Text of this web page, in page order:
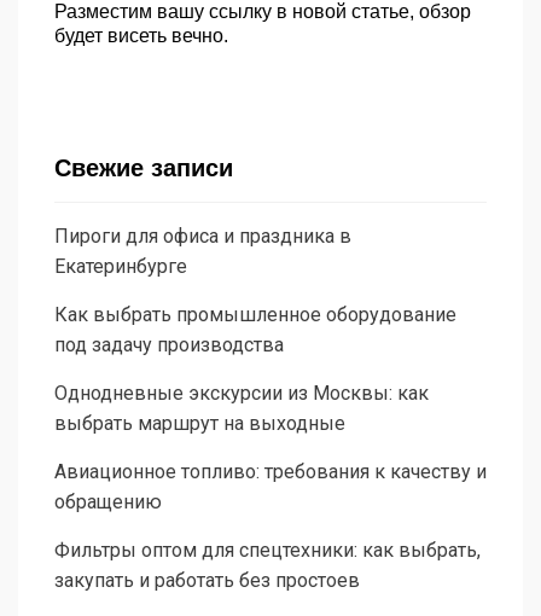
Разместим вашу ссылку в новой статье, обзор
будет висеть вечно.
Свежие записи
Пироги для офиса и праздника в
Екатеринбурге
Как выбрать промышленное оборудование
под задачу производства
Однодневные экскурсии из Москвы: как
выбрать маршрут на выходные
Авиационное топливо: требования к качеству и
обращению
Фильтры оптом для спецтехники: как выбрать,
закупать и работать без простоев